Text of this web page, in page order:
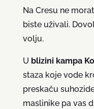
Na Cresu ne
biste uživali.
volju.
U blizini kampa
staza koje vode
preskaču
maslinike pa vas